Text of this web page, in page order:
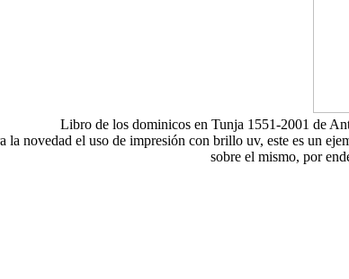
Libro de los dominicos en Tunja 1551-2001 de
la novedad el uso de impresión con brillo uv, este es un
sobre el mismo, por